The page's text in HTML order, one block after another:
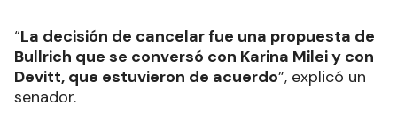
“La decisión de cancelar fue una propuesta de
Bullrich que se conversó con Karina Milei y con
Devitt, que estuvieron de acuerdo”, explicó un
senador.